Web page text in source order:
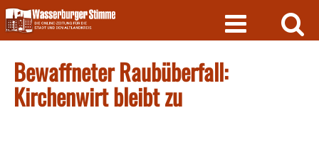
Skip
to
content
Bewaffneter Raubüberfall:
Kirchenwirt bleibt zu